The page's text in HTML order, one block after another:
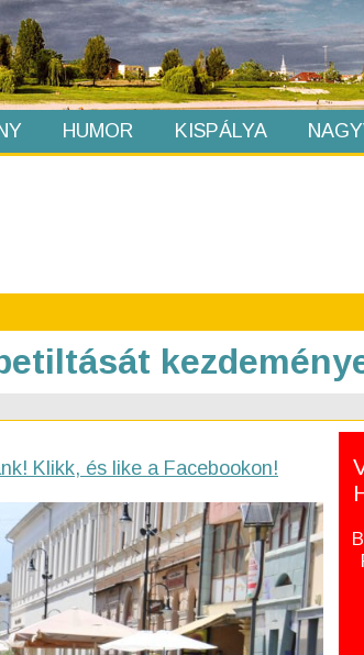
HUMOR KISPÁLYA
Klikk, és like a Facebookon!